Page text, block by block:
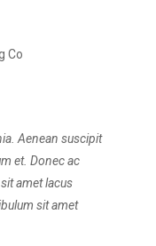
Co
Aenean suscipit
et. Donec ac
amet lacus
sit amet